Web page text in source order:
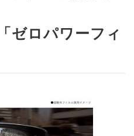
ゼロパワーフィ